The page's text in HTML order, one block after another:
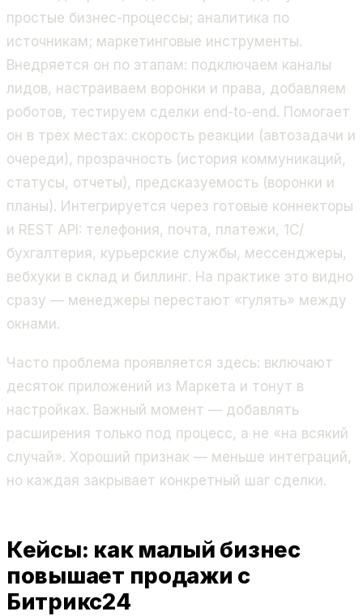
простые бизнес-процессы; аналитика по
источникам; маркетинговые инструменты.
Внедряется он по этапам: подключаем каналы
лидов, настраиваем воронки и права, добавляем
роботов, тестируем сделки end-to-end. Помогает
он в трех местах: скорость реакции (автозадачи и
очереди), прозрачность (история коммуникаций,
статусы, отчеты), предсказуемость (воронки и
планы). Интегрируется через готовые коннекторы
и REST API: телефония, почта, платежи, 1С/
бухгалтерия, курьерские службы, мессенджеры,
вебхуки в склад и биллинг. На практике это видно
сразу — менеджеры перестают «гулять» между
окнами.
Часто проблема проявляется здесь: включают
десяток приложений из Маркета и тонут в
настройках. Важный момент — добавлять
расширения только под процесс, а не «на всякий
случай». Хороший признак — меньше интеграций,
но каждая закрывает конкретный шаг сделки.
Кейсы: как малый бизнес
повышает продажи с
Битрикс24